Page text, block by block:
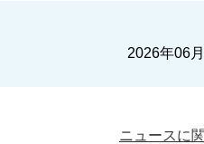
2026年06
ニュースに